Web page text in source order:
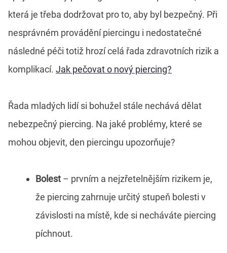
která je třeba dodržovat pro to, aby byl bezpečný. Při
nesprávném provádění piercingu i nedostatečné
následné péči totiž hrozí celá řada zdravotních rizik a
komplikací. Jak pečovat o nový piercing?
Řada mladých lidí si bohužel stále nechává dělat
nebezpečný piercing. Na jaké problémy, které se
mohou objevit, den piercingu upozorňuje?
Bolest – prvním a nejzřetelnějším rizikem je,
že piercing zahrnuje určitý stupeň bolesti v
závislosti na místě, kde si necháváte piercing
píchnout.